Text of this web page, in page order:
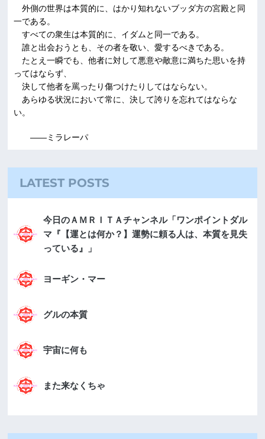
外側の世界は本質的に、はかり知れないブッダ方の宮殿と同
一である。
すべての衆生は本質的に、イダムと同一である。
誰と出会おうとも、その者を敬い、愛するべきである。
たとえ一瞬でも、他者に対して悪意や敵意に満ちた思いを持
ってはならず、
決して他者を罵ったり傷つけたりしてはならない。
あらゆる状況において常に、決して誇りを忘れてはならな
い。
――ミラレーパ
LATEST POSTS
今日のＡＭＲＩＴＡチャンネル「ワンポイントダル
マ『【運とは何か？】運勢に頼る人は、本質を見失
っている』」
ヨーギン・マー
グルの本質
宇宙に何も
また来なくちゃ